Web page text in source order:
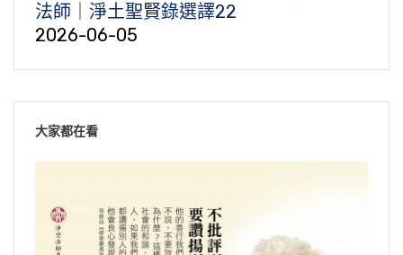
法師｜淨土聖賢錄選譯22
2026-06-05
大家都在看